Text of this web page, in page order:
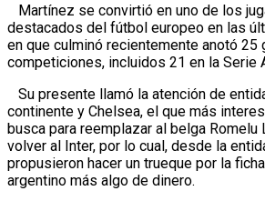
Martínez se convirtió en uno de los
destacados del fútbol europeo en las
en que culminó recientemente anotó 25
competiciones, incluidos 21 en la Serie
Su presente llamó la atención de
continente y Chelsea, el que más
busca para reemplazar al belga Romelu
volver al Inter, por lo cual, desde la
propusieron hacer un trueque por la
argentino más algo de dinero.